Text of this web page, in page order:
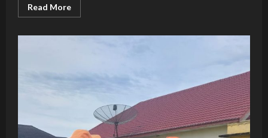
Read MoreRead
more